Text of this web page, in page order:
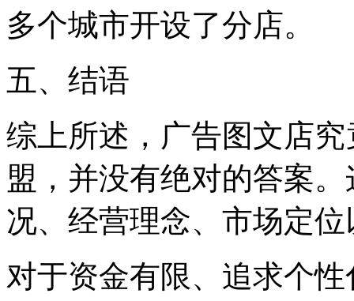
多个城市开设了分店。
五、结语
综上所述，广告图文店
盟，并没有绝对的答案
况、经营理念、市场定
对于资金有限、追求个